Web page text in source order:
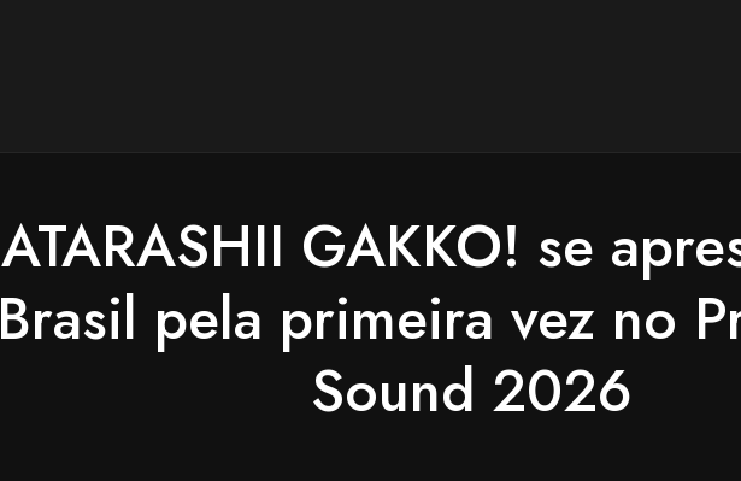
ATARASHII GAKKO! se
Brasil pela primeira vez no
Sound 2026